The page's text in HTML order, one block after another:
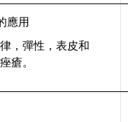
應用
，彈性，表皮和
瘡。